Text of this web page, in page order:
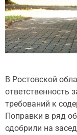
В Ростовской
ответственность
требований к
Поправки в ряд
одобрили на